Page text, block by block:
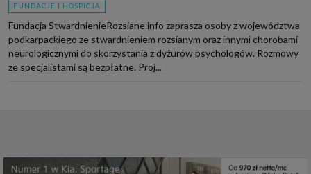
FUNDACJE I HOSPICJA
Fundacja StwardnienieRozsiane.info zaprasza osoby z województwa
podkarpackiego ze stwardnieniem rozsianym oraz innymi chorobami
neurologicznymi do skorzystania z dyżurów psychologów. Rozmowy
ze specjalistami są bezpłatne. Proj...